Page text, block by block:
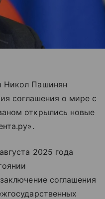
Никол Пашинян
соглашения о мире с
открылись новые
2025 года
соглашения